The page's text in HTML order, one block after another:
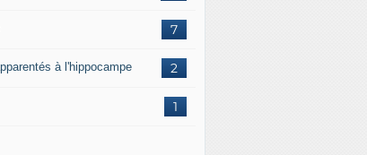
7
2
à l'hippocampe
1